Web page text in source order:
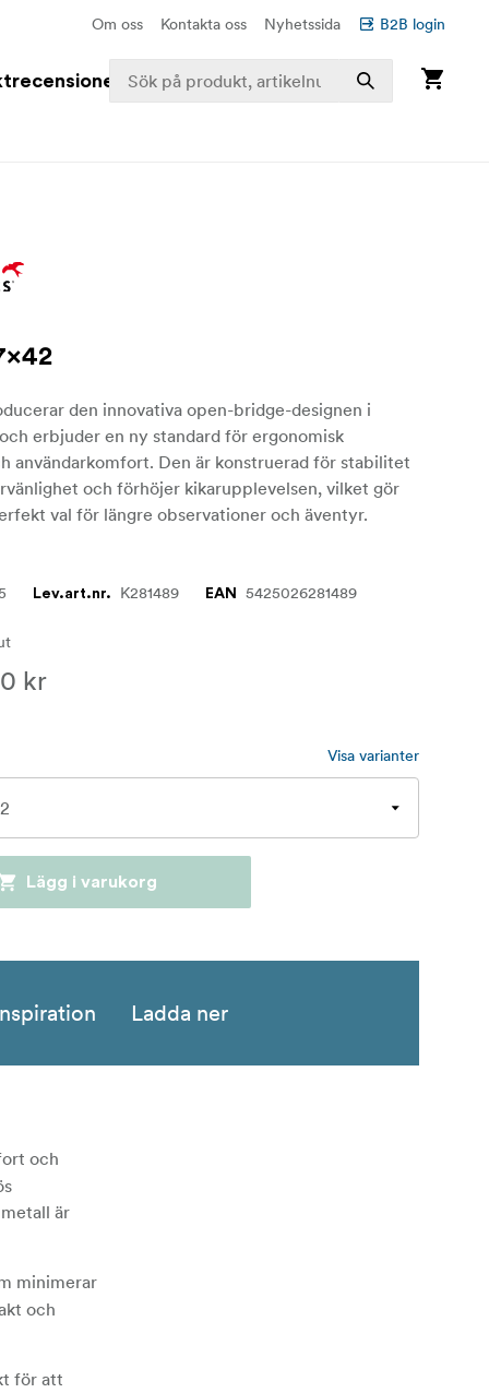
Om oss Kontakta oss Nyhetssida B2B login
den innovativa open-bridge-designen i
erbjuder en ny standard för ergonomisk
användarkomfort. Den är konstruerad för stabilitet
och förhöjer kikarupplevelsen, vilket gör
val för längre observationer och äventyr.
Lev.art.nr. K281489 EAN 5425026281489
kr
Visa varianter
Lägg i varukorg
Ladda ner
och
är
minimerar
och
för att